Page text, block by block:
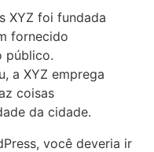
XYZ foi fundada
fornecido
público.
a XYZ emprega
coisas
da cidade.
você deveria ir